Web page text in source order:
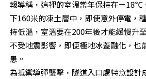
報導稱，這裡的室溫常年保持在－18℃
下160米的凍土層中，即使意外停電，
持低溫，室溫要在200年後才能緩慢升
不受地震影響，即便極地冰蓋融化，也
患。
為抵禦導彈襲擊，隧道入口處特意設計